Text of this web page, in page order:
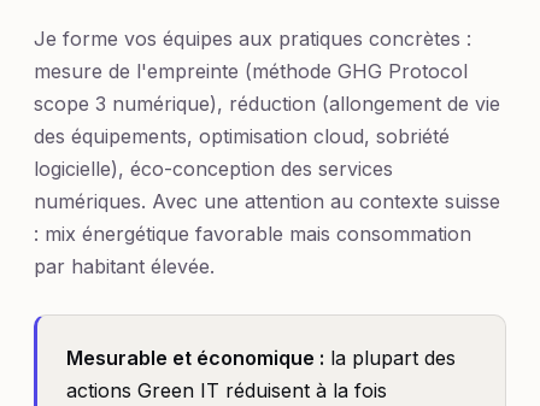
Je forme vos équipes aux pratiques concrètes :
mesure de l'empreinte (méthode GHG Protocol
scope 3 numérique), réduction (allongement de vie
des équipements, optimisation cloud, sobriété
logicielle), éco-conception des services
numériques. Avec une attention au contexte suisse
: mix énergétique favorable mais consommation
par habitant élevée.
Mesurable et économique : la plupart des
actions Green IT réduisent à la fois